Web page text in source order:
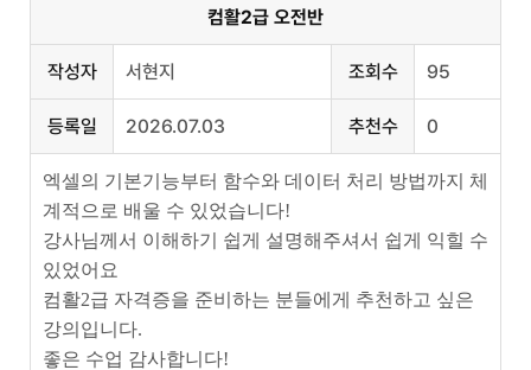
컴활2급 오전반
작성자 서현지 조회수 95
등록일 2026.07.03 추천수 0
엑셀의 기본기능부터 함수와 데이터 처리 방법까지 체
계적으로 배울 수 있었습니다!
강사님께서 이해하기 쉽게 설명해주셔서 쉽게 익힐 수
있었어요
컴활2급 자격증을 준비하는 분들에게 추천하고 싶은
강의입니다.
좋은 수업 감사합니다!